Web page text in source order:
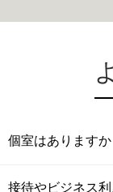
個室はありますか
接待やビジネス